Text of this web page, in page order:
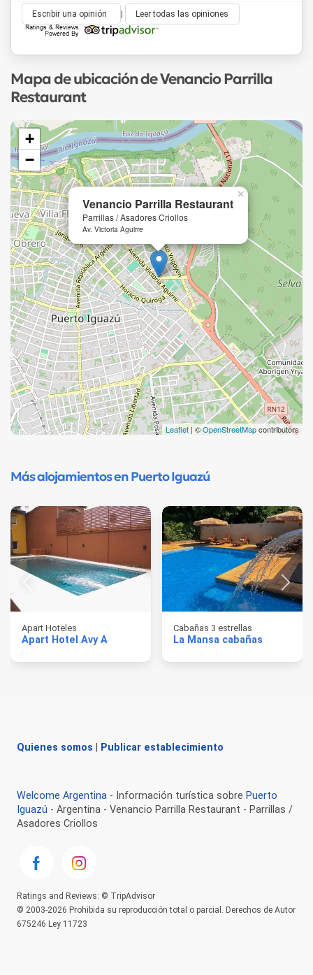
Escribir una opinión | Leer todas las opiniones
Mapa de ubicación de Venancio Parrilla
Restaurant
Venancio Parrilla Restaurant
Parrillas / Asadores Criollos
Av. Victoria Aguirre
×
+
−
Leaflet | ©OpenStreetMapcontributors
Más alojamientos en Puerto Iguazú
Apart Hoteles
Apart Hotel Avy A
Cabañas 3 estrellas
La Mansa cabañas
Quienes somos Publicar establecimiento
Welcome Argentina - Información turística sobre Puerto
Iguazú - Argentina - Venancio Parrilla Restaurant - Parrillas /
Asadores Criollos
Ratings and Reviews: © TripAdvisor
© 2003-2026 Prohibida su reproducción total o parcial. Derechos de Autor
675246 Ley 11723